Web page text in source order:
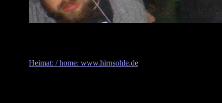
Heimat: / home: www.hirnsohle.de